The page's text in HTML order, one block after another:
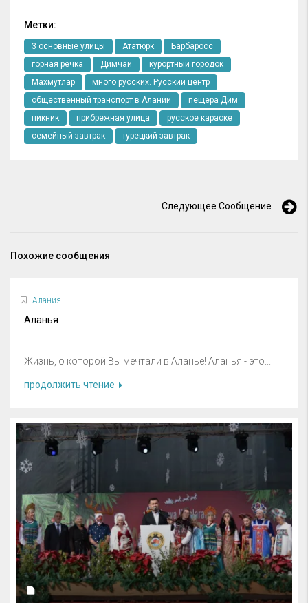
Метки:
3 основные улицы Ататюрк
Барбаросс
горная речка
Димчай
курортный городок
Махмутлар
много русских. Русский центр
общественный транспорт в Алании
пещера Дим
пикник
прибрежная улица
русское караоке
семейный завтрак
турецкий завтрак
Следующее Сообщение
Похожие сообщения
Алания
Аланья
Жизнь, о которой Вы мечтали в Аланье! Аланья - это...
продолжить чтение